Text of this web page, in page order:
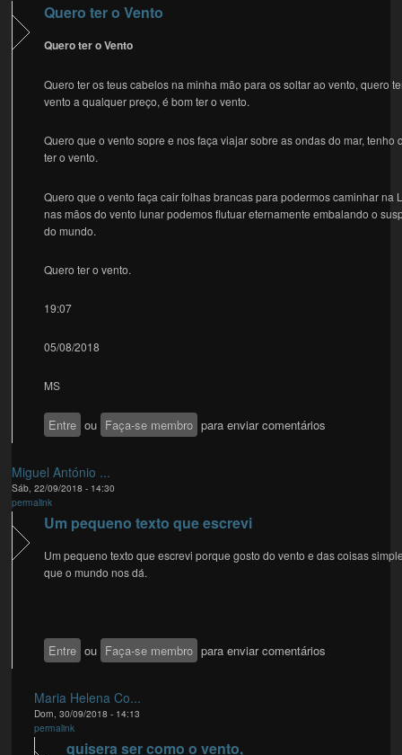
Quero ter o Vento
Quero ter o Vento
Quero ter os teus cabelos na minha mão para os soltar ao vento, quero
vento a qualquer preço, é bom ter o vento.
Quero que o vento sopre e nos faça viajar sobre as ondas do mar, tenho
ter o vento.
Quero que o vento faça cair folhas brancas para podermos caminhar na
nas mãos do vento lunar podemos flutuar eternamente embalando o
do mundo.
Quero ter o vento.
19:07
05/08/2018
MS
Entre ou Faça-se membro para enviar comentários
Miguel António ...
Sáb, 22/09/2018 - 14:30
permalink
Um pequeno texto que escrevi
Um pequeno texto que escrevi porque gosto do vento e das coisas
que o mundo nos dá.
Entre ou Faça-se membro para enviar comentários
Maria Helena Co...
Dom, 30/09/2018 - 14:13
permalink
quisera ser como o vento,